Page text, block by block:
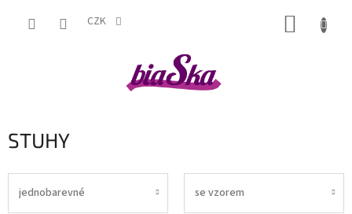
CZK
STUHY
jednobarevné se vzorem